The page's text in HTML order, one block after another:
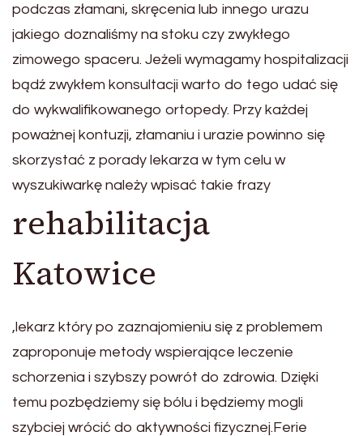
podczas złamani, skręcenia lub innego urazu
jakiego doznaliśmy na stoku czy zwykłego
zimowego spaceru. Jeżeli wymagamy hospitalizacji
bądź zwykłem konsultacji warto do tego udać się
do wykwalifikowanego ortopedy. Przy każdej
poważnej kontuzji, złamaniu i urazie powinno się
skorzystać z porady lekarza w tym celu w
wyszukiwarkę należy wpisać takie frazy
rehabilitacja
Katowice
,lekarz który po zaznajomieniu się z problemem
zaproponuje metody wspierające leczenie
schorzenia i szybszy powrót do zdrowia. Dzięki
temu pozbędziemy się bólu i będziemy mogli
szybciej wrócić do aktywności fizycznej.Ferie